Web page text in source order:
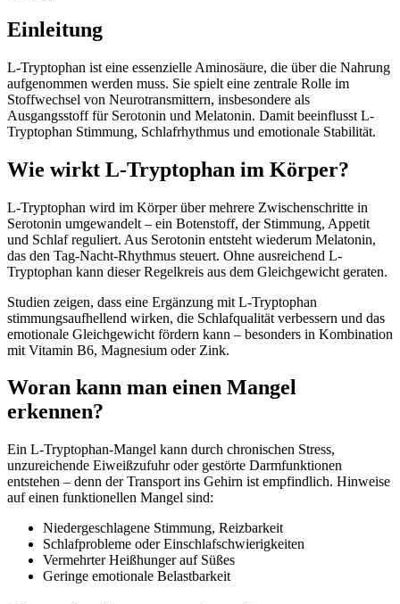
Einleitung
L-Tryptophan ist eine essenzielle Aminosäure, die über die Nahrung
aufgenommen werden muss. Sie spielt eine zentrale Rolle im
Stoffwechsel von Neurotransmittern, insbesondere als
Ausgangsstoff für Serotonin und Melatonin. Damit beeinflusst L-
Tryptophan Stimmung, Schlafrhythmus und emotionale Stabilität.
Wie wirkt L-Tryptophan im Körper?
L-Tryptophan wird im Körper über mehrere Zwischenschritte in
Serotonin umgewandelt – ein Botenstoff, der Stimmung, Appetit
und Schlaf reguliert. Aus Serotonin entsteht wiederum Melatonin,
das den Tag-Nacht-Rhythmus steuert. Ohne ausreichend L-
Tryptophan kann dieser Regelkreis aus dem Gleichgewicht geraten.
Studien zeigen, dass eine Ergänzung mit L-Tryptophan
stimmungsaufhellend wirken, die Schlafqualität verbessern und das
emotionale Gleichgewicht fördern kann – besonders in Kombination
mit Vitamin B6, Magnesium oder Zink.
Woran kann man einen Mangel
erkennen?
Ein L-Tryptophan-Mangel kann durch chronischen Stress,
unzureichende Eiweißzufuhr oder gestörte Darmfunktionen
entstehen – denn der Transport ins Gehirn ist empfindlich. Hinweise
auf einen funktionellen Mangel sind:
Niedergeschlagene Stimmung, Reizbarkeit
Schlafprobleme oder Einschlafschwierigkeiten
Vermehrter Heißhunger auf Süßes
Geringe emotionale Belastbarkeit